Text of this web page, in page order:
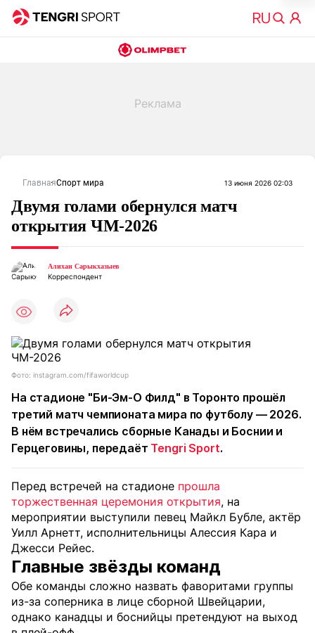
ГлавнаяСпорт мира 13 июня 2026 02:03
Двумя голами обернулся матч
открытия ЧМ-2026
Алихан Сарыкхазыев
Корреспондент
Фото: instagram.com/fifaworldcup
На стадионе "Би-Эм-О Филд" в Торонто прошёл
третий матч чемпионата мира по футболу — 2026.
В нём встречались сборные Канады и Боснии и
Герцеговины, передаёт Tengri Sport.
Перед встречей на стадионе прошла
торжественная церемония открытия, на
мероприятии выступили певец Майкл Бубле, актёр
Уилл Арнетт, исполнительницы Алессия Кара и
Джесси Рейес.
Главные звёзды команд
Обе команды сложно назвать фаворитами группы
из-за соперника в лице сборной Швейцарии,
однако канадцы и боснийцы претендуют на выход